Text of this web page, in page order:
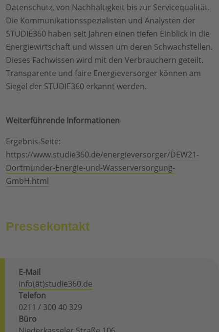
Datenschutz, von Nachhaltigkeit bis zur Servicequalität.
Die Kommunikationsspezialisten und Analysten der
STUDIE360 haben seit Jahren einen tiefen Einblick in die
Energiewirtschaft und wissen um deren Schwachstellen.
Dieses Fachwissen wird mit den Verbrauchern geteilt.
Transparente und faire Energieversorger können am
Siegel der STUDIE360 erkannt werden.
Weiterführende Informationen
Ergebnis-Seite:
https://www.studie360.de/energieversorger/DEW21-
Dortmunder-Energie-und-Wasserversorgung-
GmbH.html
Pressekontakt
E-Mail
info(ät)studie360.de
Telefon
0211 / 300 40 329
Büro